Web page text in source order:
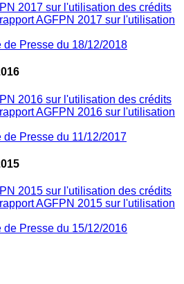
2017 sur l'utilisation des crédits
AGFPN 2017 sur l'utilisation
de Presse du 18/12/2018
2016 sur l'utilisation des crédits
AGFPN 2016 sur l'utilisation
de Presse du 11/12/2017
2015 sur l'utilisation des crédits
AGFPN 2015 sur l'utilisation
de Presse du 15/12/2016